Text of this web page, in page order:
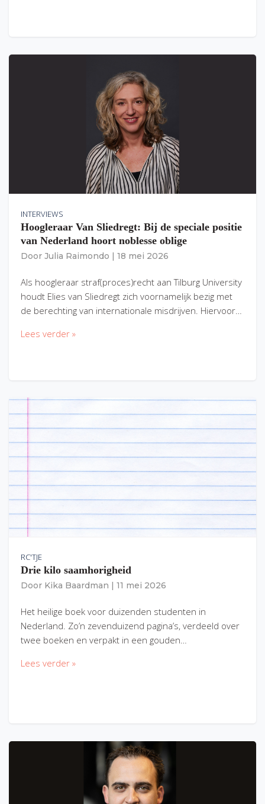
INTERVIEWS
Hoogleraar Van Sliedregt: Bij de speciale positie
van Nederland hoort noblesse oblige
Door Julia Raimondo 18 mei 2026
Als hoogleraar straf(proces)recht aan Tilburg University
houdt Elies van Sliedregt zich voornamelijk bezig met
de berechting van internationale misdrijven. Hiervoor…
Lees verder »
RC'TJE
Drie kilo saamhorigheid
Door Kika Baardman 11 mei 2026
Het heilige boek voor duizenden studenten in
Nederland. Zo’n zevenduizend pagina’s, verdeeld over
twee boeken en verpakt in een gouden…
Lees verder »